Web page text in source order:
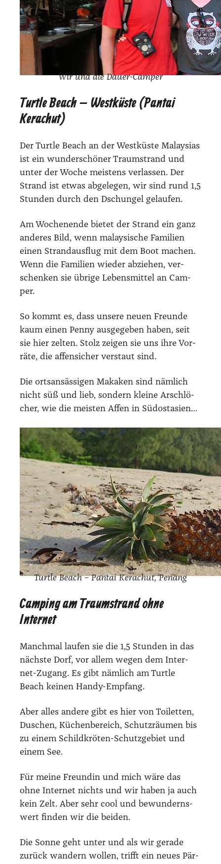
Wir und die Dau­er-Cam­per
Turtle Beach – Westküste (Pantai
Kerachut)
Der Turt­le Beach an der West­küs­te Malay­si­as
ist ein wun­der­schö­ner Traum­strand und
unter der Woche meis­tens ver­las­sen. Der
Strand ist etwas abge­le­gen, wir sind rund 1,5
Stun­den durch den Dschun­gel gelau­fen.
Am Wochen­en­de bie­tet der Strand ein ganz
ande­res Bild, wenn malay­si­sche Fami­li­en
einen Strand­aus­flug mit dem Boot machen.
Wenn die Fami­li­en wie­der abzie­hen, ver­
schen­ken sie übri­ge Lebens­mit­tel an Cam­
per.
So kommt es, dass unse­re neu­en Freun­de
kaum einen Pen­ny aus­ge­ge­ben haben, seit
sie hier zel­ten. Stolz zei­gen sie uns ihre Vor­
rä­te, die affen­si­cher ver­staut sind.
Die orts­an­säs­si­gen Maka­ken sind näm­lich
nicht süß und lieb, son­dern klei­ne Arsch­lö­
cher, wie die meis­ten Affen in Süd­ost­asi­en…
Turt­le Beach – Pan­tai Ker­ach­ut, Penang
Camping am Traumstrand ohne
Internet
Manch­mal lau­fen sie die 1,5 Stun­den in das
nächs­te Dorf, vor allem wegen dem Inter­
net-Zugang. Es gibt näm­lich am Turt­le
Beach kei­nen Han­dy-Emp­fang.
Aber alles ande­re gibt es hier von Toi­let­ten,
Duschen, Küchen­be­reich, Schutz­räu­men bis
zu einem Schild­krö­ten-Schutz­ge­biet und
einem See.
Für mei­ne Freun­din und mich wäre das
ohne Inter­net nichts und wir haben ja auch
kein Zelt. Aber sehr cool und bewun­derns­
wert fin­den wir die bei­den.
Die Son­ne geht unter und als wir gera­de
zurück wan­dern wol­len, trifft ein neu­es Pär­